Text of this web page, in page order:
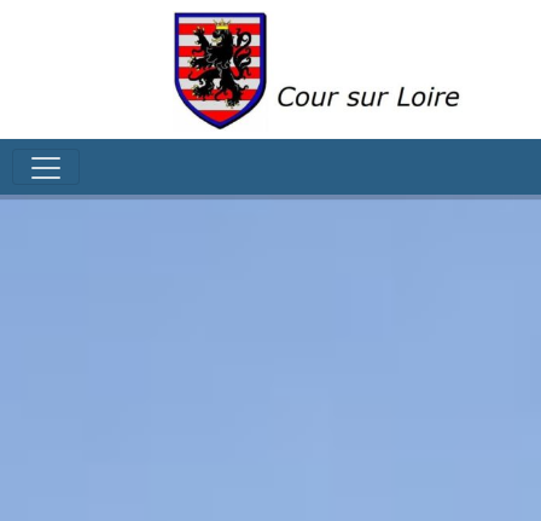
google-site-verification: google0023b454149e4dcf.html